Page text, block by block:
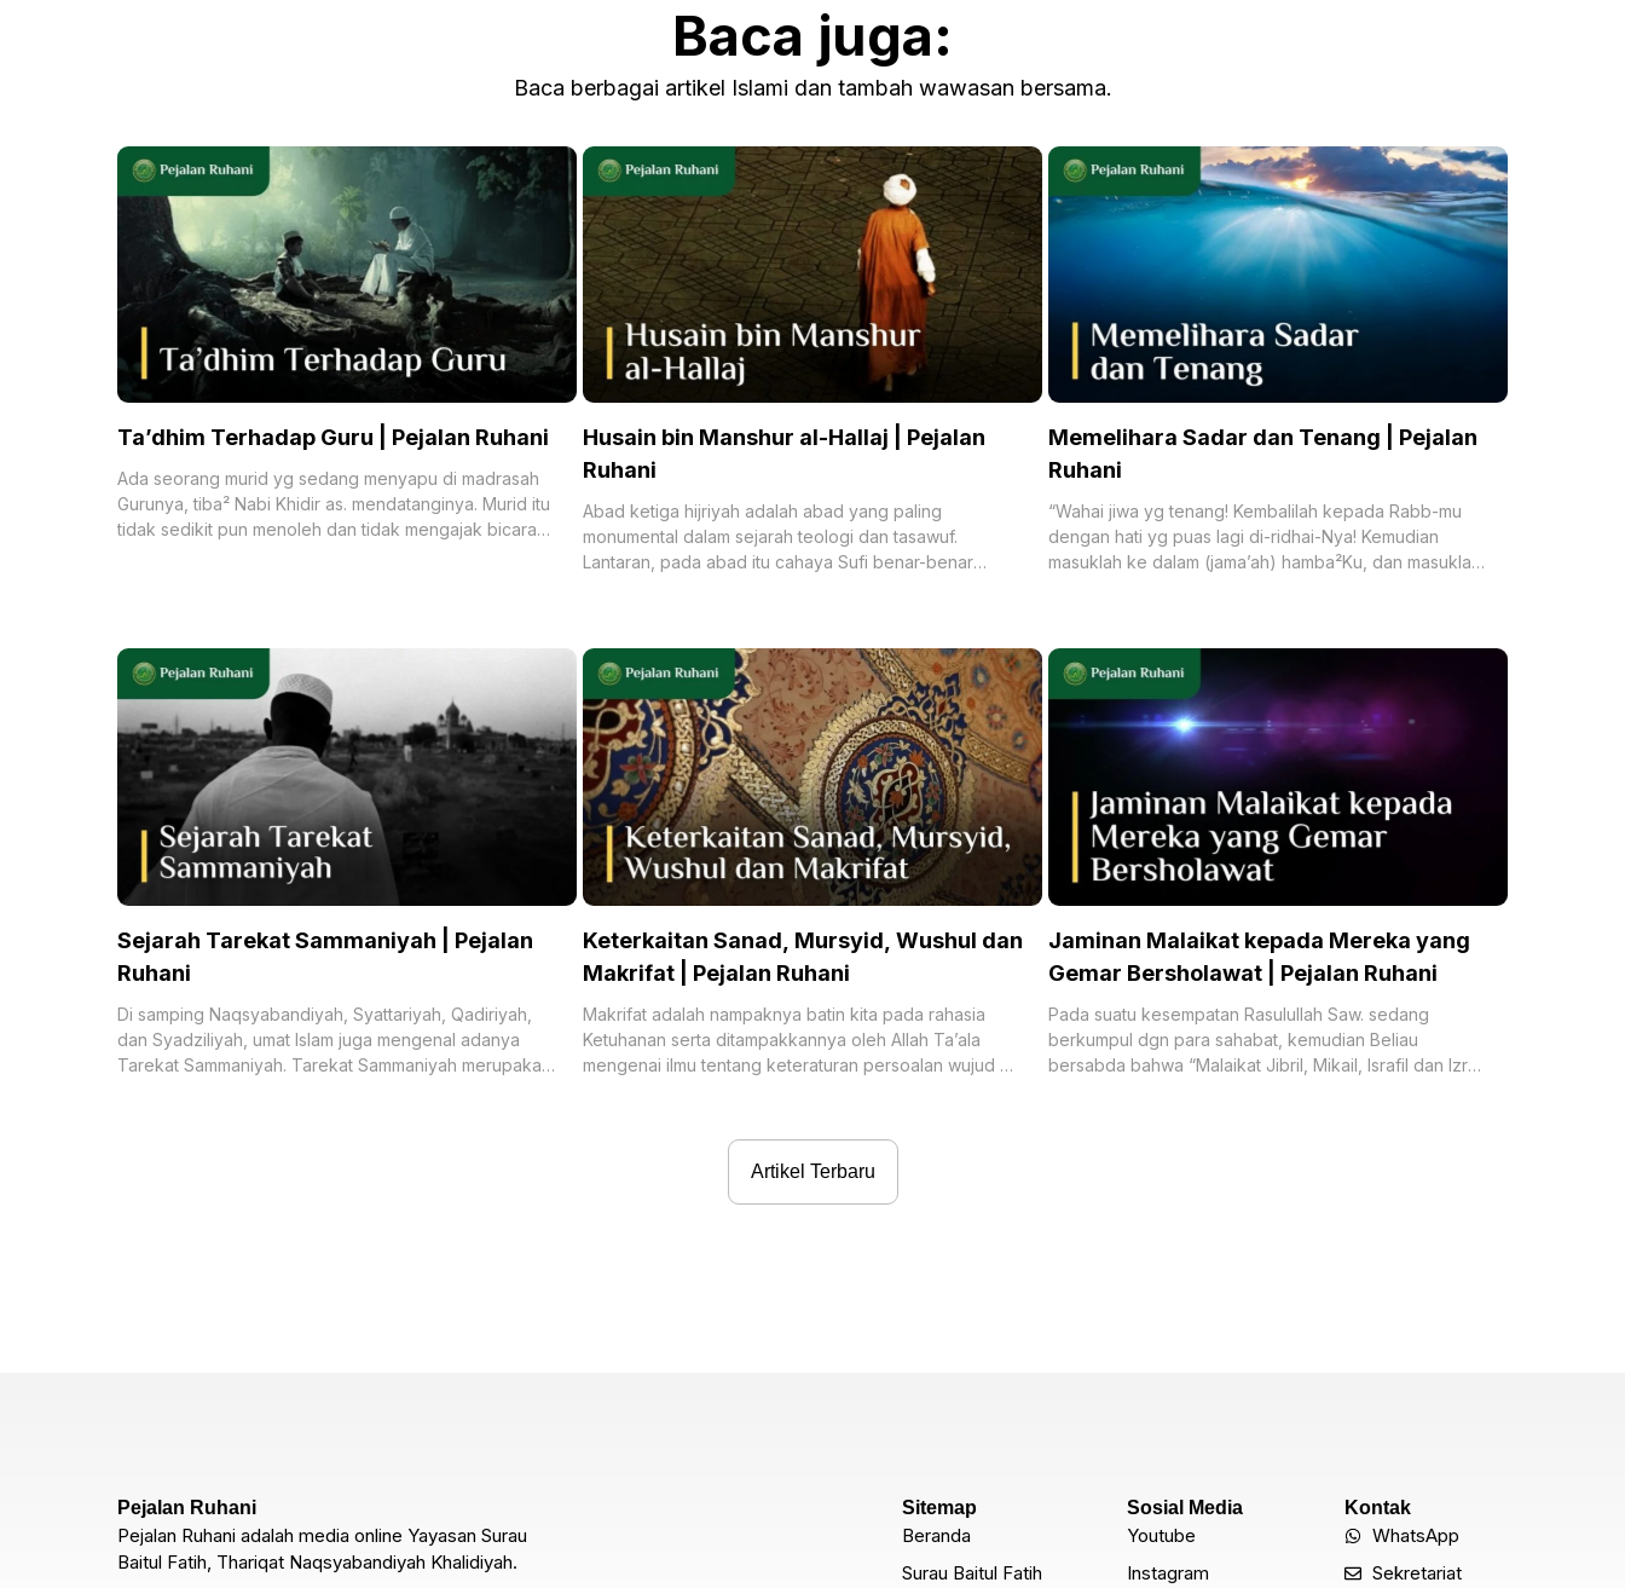
Baca juga:
Baca berbagai artikel Islami dan tambah wawasan bersama.
Ta’dhim Terhadap Guru | Pejalan Ruhani
Ada seorang murid yg sedang menyapu di madrasah
Gurunya, tiba² Nabi Khidir as. mendatanginya. Murid itu
tidak sedikit pun menoleh dan tidak mengajak bicara
Husain bin Manshur al-Hallaj | Pejalan
Ruhani
Abad ketiga hijriyah adalah abad yang paling
monumental dalam sejarah teologi dan tasawuf.
Lantaran, pada abad itu cahaya Sufi benar-benar
Memelihara Sadar dan Tenang | Pejalan
Ruhani
“Wahai jiwa yg tenang! Kembalilah kepada Rabb-mu
dengan hati yg puas lagi di-ridhai-Nya! Kemudian
masuklah ke dalam (jama’ah) hamba²Ku, dan masuklah
Sejarah Tarekat Sammaniyah | Pejalan
Ruhani
Di samping Naqsyabandiyah, Syattariyah, Qadiriyah,
dan Syadziliyah, umat Islam juga mengenal adanya
Tarekat Sammaniyah. Tarekat Sammaniyah merupakan
Keterkaitan Sanad, Mursyid, Wushul dan
Makrifat | Pejalan Ruhani
Makrifat adalah nampaknya batin kita pada rahasia
Ketuhanan serta ditampakkannya oleh Allah Ta’ala
mengenai ilmu tentang keteraturan persoalan wujud yg
Jaminan Malaikat kepada Mereka yang
Gemar Bersholawat | Pejalan Ruhani
Pada suatu kesempatan Rasulullah Saw. sedang
berkumpul dgn para sahabat, kemudian Beliau
bersabda bahwa “Malaikat Jibril, Mikail, Israfil dan Izrail
Artikel Terbaru
Pejalan Ruhani
Pejalan Ruhani adalah media online Yayasan Surau
Baitul Fatih, Thariqat Naqsyabandiyah Khalidiyah.
Sitemap
Beranda
Surau Baitul Fatih
Sosial Media
Youtube
Instagram
Kontak
WhatsApp
Sekretariat